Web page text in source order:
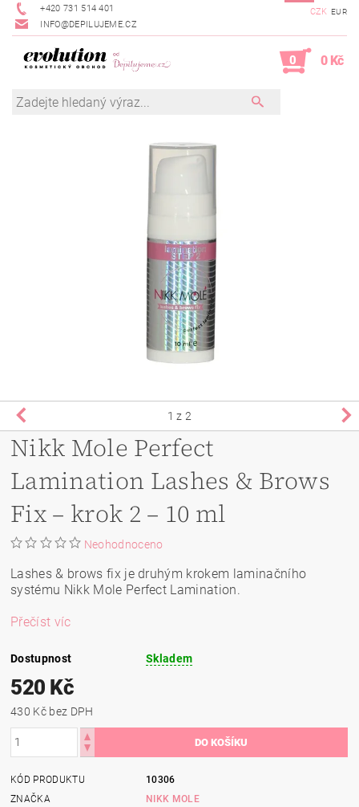
+420 731 514 401
INFO@DEPILUJEME.CZ
CZK EUR
0 0 Kč
1 z 2
Nikk Mole Perfect
Lamination Lashes & Brows
Fix – krok 2 – 10 ml
Neohodnoceno
Lashes & brows fix je druhým krokem laminačního
systému Nikk Mole Perfect Lamination.
Přečíst víc
Dostupnost Skladem
520 Kč
430 Kč bez DPH
KÓD PRODUKTU
10306
ZNAČKA
NIKK MOLE